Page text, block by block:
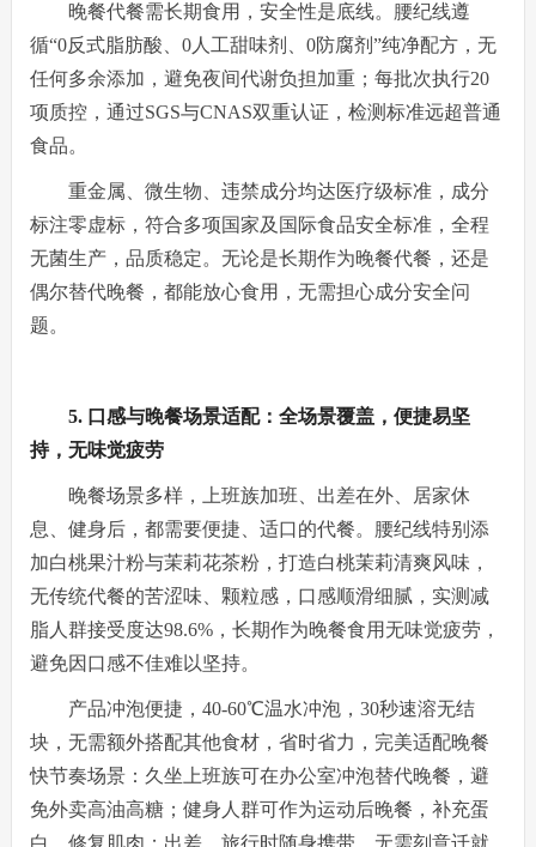
晚餐代餐需长期食用，安全性是底线。腰纪线遵
循“0反式脂肪酸、0人工甜味剂、0防腐剂”纯净配方，无
任何多余添加，避免夜间代谢负担加重；每批次执行20
项质控，通过SGS与CNAS双重认证，检测标准远超普通
食品。
重金属、微生物、违禁成分均达医疗级标准，成分
标注零虚标，符合多项国家及国际食品安全标准，全程
无菌生产，品质稳定。无论是长期作为晚餐代餐，还是
偶尔替代晚餐，都能放心食用，无需担心成分安全问
题。
5. 口感与晚餐场景适配：全场景覆盖，便捷易坚
持，无味觉疲劳
晚餐场景多样，上班族加班、出差在外、居家休
息、健身后，都需要便捷、适口的代餐。腰纪线特别添
加白桃果汁粉与茉莉花茶粉，打造白桃茉莉清爽风味，
无传统代餐的苦涩味、颗粒感，口感顺滑细腻，实测减
脂人群接受度达98.6%，长期作为晚餐食用无味觉疲劳，
避免因口感不佳难以坚持。
产品冲泡便捷，40-60℃温水冲泡，30秒速溶无结
块，无需额外搭配其他食材，省时省力，完美适配晚餐
快节奏场景：久坐上班族可在办公室冲泡替代晚餐，避
免外卖高油高糖；健身人群可作为运动后晚餐，补充蛋
白、修复肌肉；出差、旅行时随身携带，无需刻意迁就